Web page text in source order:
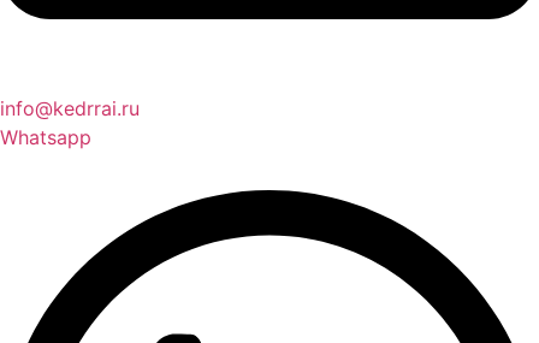
info@kedrrai.ru
Whatsapp